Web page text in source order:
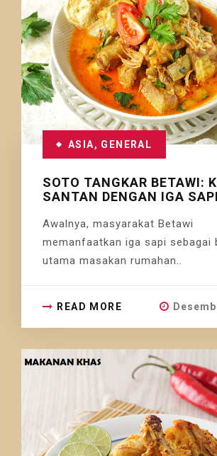
ASIA, GENERAL
SOTO TANGKAR BETAWI:
SANTAN DENGAN IGA
Awalnya, masyarakat Betawi
memanfaatkan iga sapi sebagai
utama masakan rumahan..
READ MORE